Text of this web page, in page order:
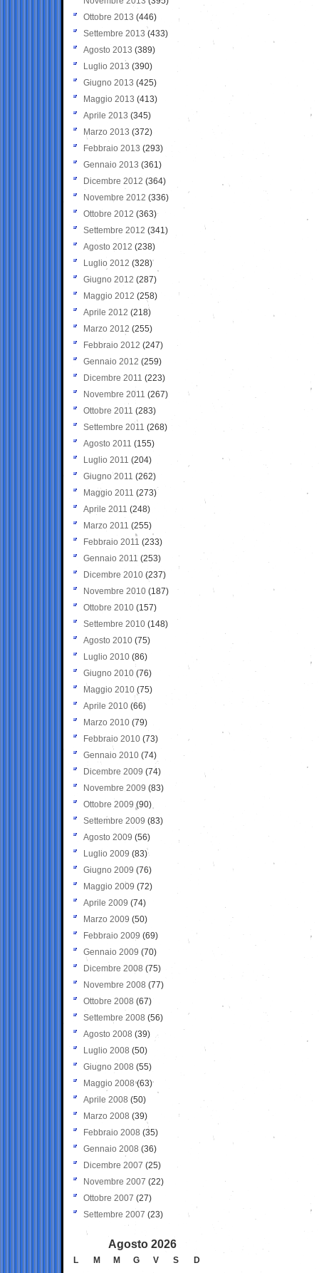
Ottobre 2013 (446)
Settembre 2013 (433)
Agosto 2013 (389)
Luglio 2013 (390)
Giugno 2013 (425)
Maggio 2013 (413)
Aprile 2013 (345)
Marzo 2013 (372)
Febbraio 2013 (293)
Gennaio 2013 (361)
Dicembre 2012 (364)
Novembre 2012 (336)
Ottobre 2012 (363)
Settembre 2012 (341)
Agosto 2012 (238)
Luglio 2012 (328)
Giugno 2012 (287)
Maggio 2012 (258)
Aprile 2012 (218)
Marzo 2012 (255)
Febbraio 2012 (247)
Gennaio 2012 (259)
Dicembre 2011 (223)
Novembre 2011 (267)
Ottobre 2011 (283)
Settembre 2011 (268)
Agosto 2011 (155)
Luglio 2011 (204)
Giugno 2011 (262)
Maggio 2011 (273)
Aprile 2011 (248)
Marzo 2011 (255)
Febbraio 2011 (233)
Gennaio 2011 (253)
Dicembre 2010 (237)
Novembre 2010 (187)
Ottobre 2010 (157)
Settembre 2010 (148)
Agosto 2010 (75)
Luglio 2010 (86)
Giugno 2010 (76)
Maggio 2010 (75)
Aprile 2010 (66)
Marzo 2010 (79)
Febbraio 2010 (73)
Gennaio 2010 (74)
Dicembre 2009 (74)
Novembre 2009 (83)
Ottobre 2009 (90)
Settembre 2009 (83)
Agosto 2009 (56)
Luglio 2009 (83)
Giugno 2009 (76)
Maggio 2009 (72)
Aprile 2009 (74)
Marzo 2009 (50)
Febbraio 2009 (69)
Gennaio 2009 (70)
Dicembre 2008 (75)
Novembre 2008 (77)
Ottobre 2008 (67)
Settembre 2008 (56)
Agosto 2008 (39)
Luglio 2008 (50)
Giugno 2008 (55)
Maggio 2008(63)
Aprile 2008 (50)
Marzo 2008 (39)
Febbraio 2008 (35)
Gennaio 2008 (36)
Dicembre 2007 (25)
Novembre 2007 (22)
Ottobre 2007 (27)
Settembre 2007 (23)
Agosto 2026
L M M G V S
D